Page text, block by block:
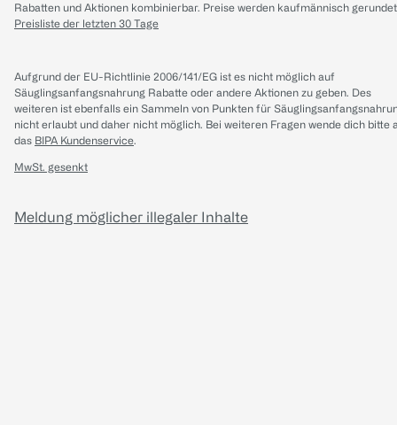
Rabatten und Aktionen kombinierbar. Preise werden kaufmännisch
Preisliste der letzten 30 Tage
Aufgrund der EU-Richtlinie 2006/141/EG ist es nicht möglich auf
Säuglingsanfangsnahrung Rabatte oder andere Aktionen zu geben. Des
weiteren ist ebenfalls ein Sammeln von Punkten für
nicht erlaubt und daher nicht möglich. Bei weiteren Fragen wende dich bitte
das BIPA Kundenservice.
MwSt. gesenkt
Meldung möglicher illegaler Inhalte